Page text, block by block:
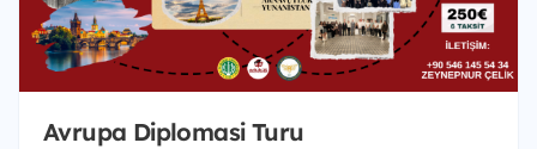
Avrupa Diplomasi Turu